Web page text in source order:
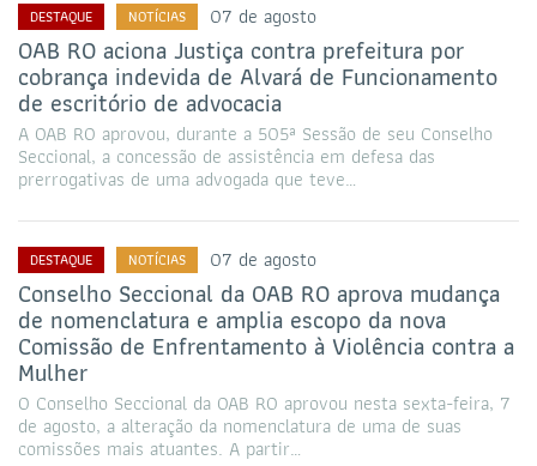
DESTAQUE NOTÍCIAS 07 de agosto
OAB RO aciona Justiça contra prefeitura por
cobrança indevida de Alvará de Funcionamento
de escritório de advocacia
A OAB RO aprovou, durante a 505ª Sessão de seu Conselho
Seccional, a concessão de assistência em defesa das
prerrogativas de uma advogada que teve…
DESTAQUE NOTÍCIAS 07 de agosto
Conselho Seccional da OAB RO aprova mudança
de nomenclatura e amplia escopo da nova
Comissão de Enfrentamento à Violência contra a
Mulher
O Conselho Seccional da OAB RO aprovou nesta sexta-feira, 7
de agosto, a alteração da nomenclatura de uma de suas
comissões mais atuantes. A partir…